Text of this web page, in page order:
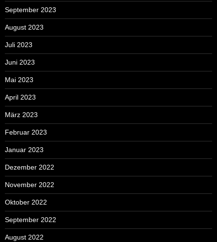
September 2023
August 2023
Juli 2023
Juni 2023
Mai 2023
April 2023
März 2023
Februar 2023
Januar 2023
Dezember 2022
November 2022
Oktober 2022
September 2022
August 2022